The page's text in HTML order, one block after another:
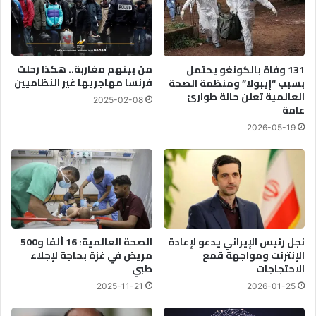
ر
و
ن
ز
ي
ت
”
و
ا
ز
ل
ا
ل
أ
خ
ض
ر
ب
أ
م
ي
ة
م
ن
ا
خ
ة
131 وفاة بالكونغو يحتمل
بسبب “إيبولا” ومنظمة الصحة
العالمية تعلن حالة طوارئ
عامة
2026-05-19
من بينهم مغاربة.. هكذا رحلت
فرنسا مهاجريها غير النظاميين
2025-02-08
نجل رئيس الإيراني يدعو لإعادة
الإنترنت ومواجهة قمع
الاحتجاجات
2026-01-25
الصحة العالمية: 16 ألفا و500
مريض في غزة بحاجة لإجلاء
طبي
2025-11-21